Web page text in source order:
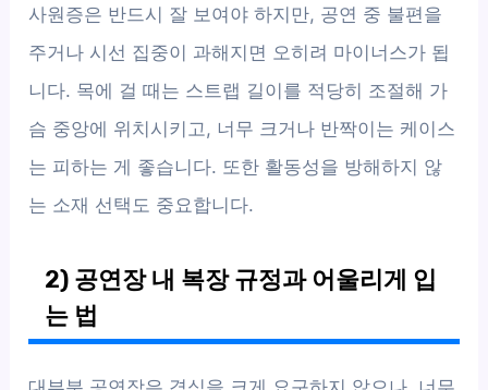
사원증은 반드시 잘 보여야 하지만, 공연 중 불편을
주거나 시선 집중이 과해지면 오히려 마이너스가 됩
니다. 목에 걸 때는 스트랩 길이를 적당히 조절해 가
슴 중앙에 위치시키고, 너무 크거나 반짝이는 케이스
는 피하는 게 좋습니다. 또한 활동성을 방해하지 않
는 소재 선택도 중요합니다.
2) 공연장 내 복장 규정과 어울리게 입
는 법